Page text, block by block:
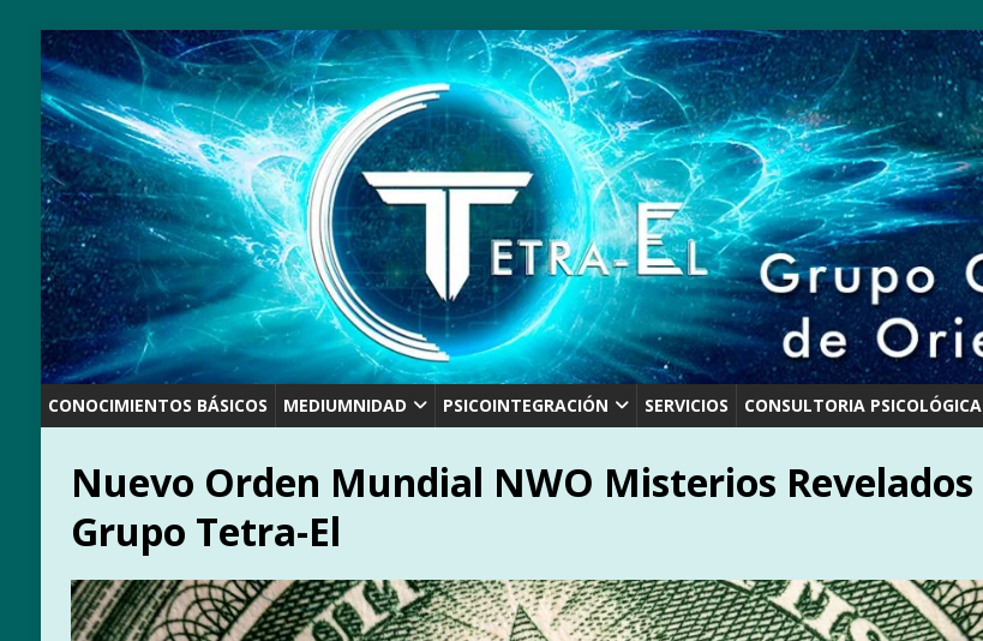
CONOCIMIENTOS BÁSICOS MEDIUMNIDAD PSICOINTEGRACIÓN SERVICIOS CONSULTORIA PSICOLÓGICA
Nuevo Orden Mundial NWO Misterios Revelados
Grupo Tetra-El